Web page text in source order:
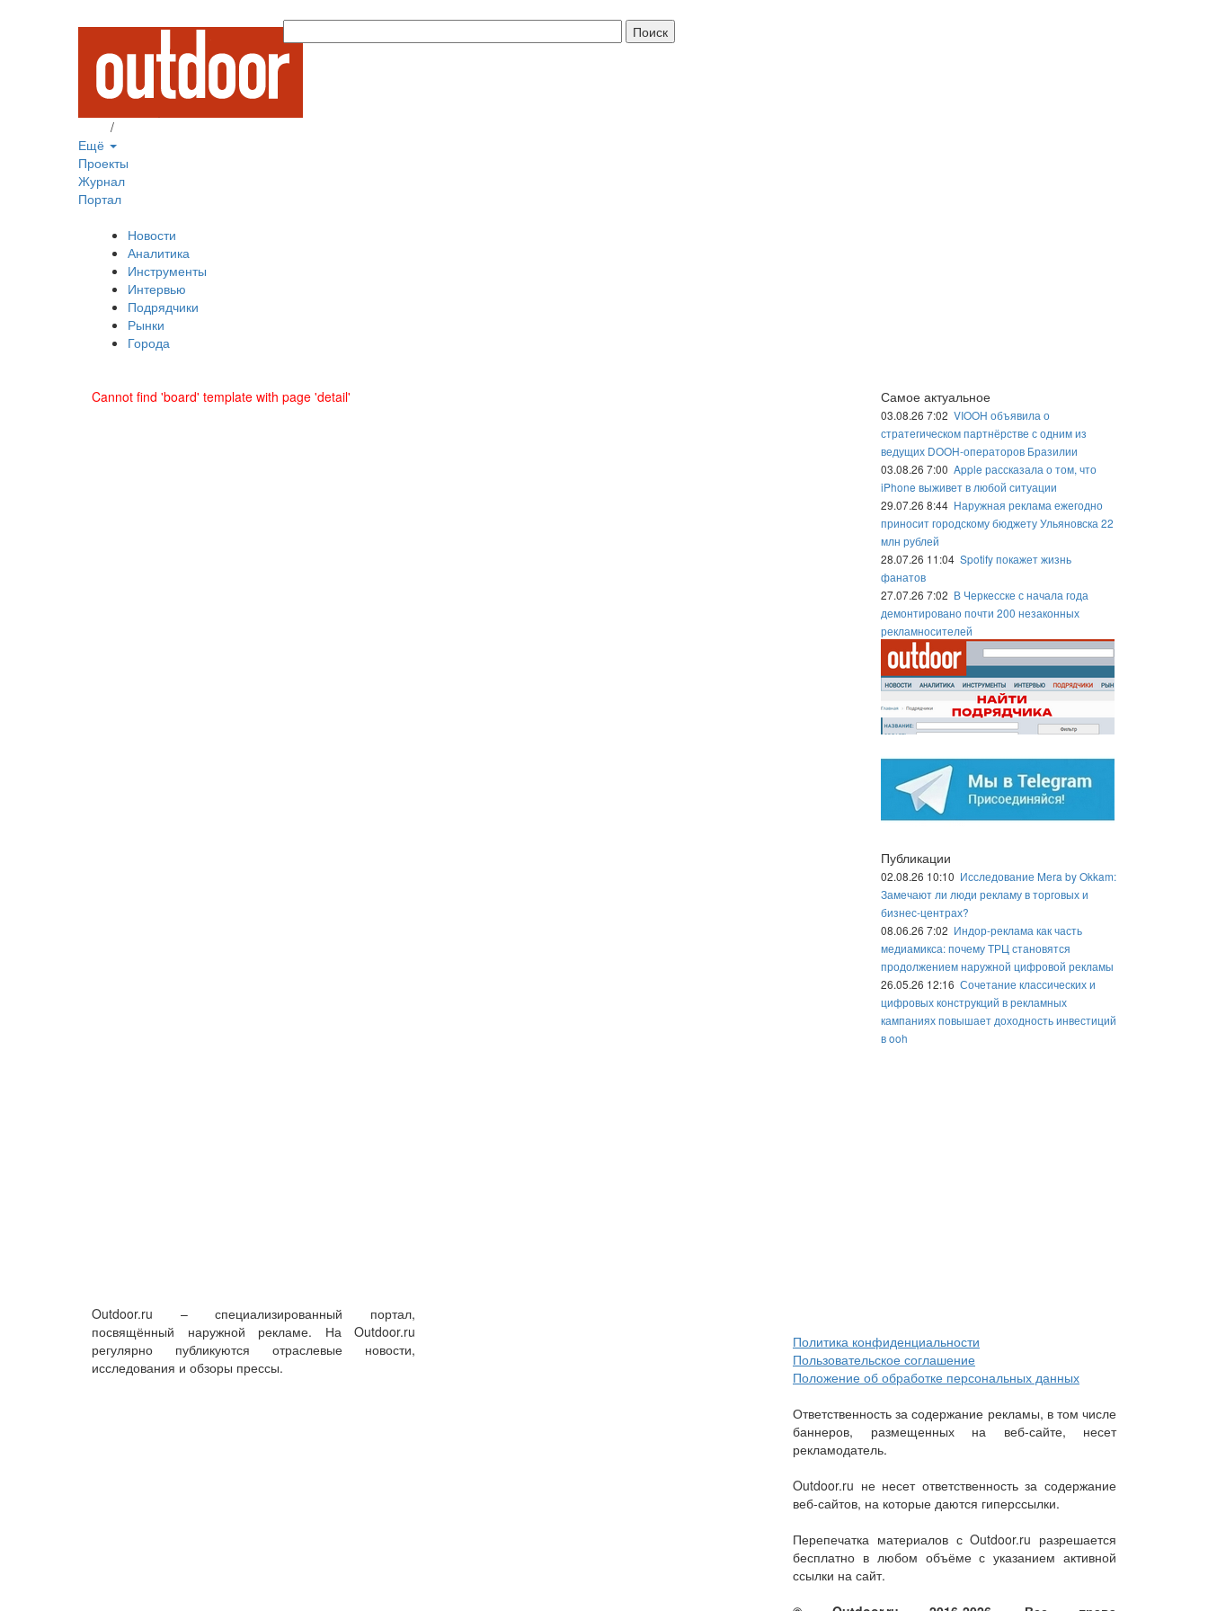
/
Ещё
Проекты
Журнал
Портал
Новости
Аналитика
Инструменты
Интервью
Подрядчики
Рынки
Города
Cannot find 'board' template with page 'detail' Самое актуальное
03.08.26 7:02 VIOOH объявила о
стратегическом партнёрстве с одним из
ведущих DOOH-операторов Бразилии
03.08.26 7:00 Apple рассказала о том, что
iPhone выживет в любой ситуации
29.07.26 8:44 Наружная реклама ежегодно
приносит городскому бюджету Ульяновска 22
млн рублей
28.07.26 11:04 Spotify покажет жизнь
фанатов
27.07.26 7:02 В Черкесске с начала года
демонтировано почти 200 незаконных
рекламносителей
Публикации
02.08.26 10:10 Исследование Mera by Okkam:
Замечают ли люди рекламу в торговых и
бизнес-центрах?
08.06.26 7:02 Индор-реклама как часть
медиамикса: почему ТРЦ становятся
продолжением наружной цифровой рекламы
26.05.26 12:16 Сочетание классических и
цифровых конструкций в рекламных
кампаниях повышает доходность инвестиций
в ooh
Outdoor.ru – специализированный портал,
посвящённый наружной рекламе. На Outdoor.ru
регулярно публикуются отраслевые новости,
исследования и обзоры прессы.
Политика конфиденциальности
Пользовательское соглашение
Положение об обработке персональных данных
Ответственность за содержание рекламы, в том числе
баннеров, размещенных на веб-сайте, несет
рекламодатель.
Outdoor.ru не несет ответственность за содержание
веб-сайтов, на которые даются гиперссылки.
Перепечатка материалов с Outdoor.ru разрешается
бесплатно в любом объёме с указанием активной
ссылки на сайт.